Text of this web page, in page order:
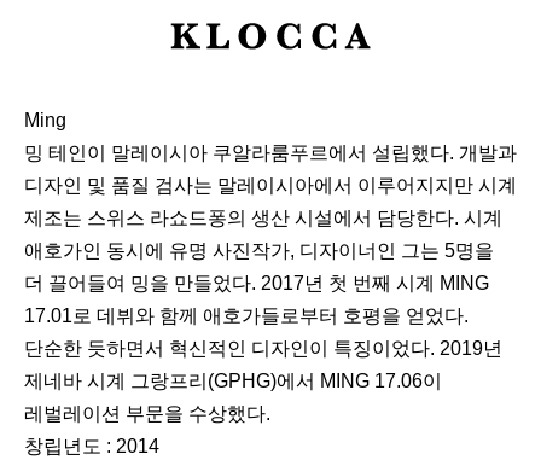
K
C
A
Ming
밍 테인이 말레이시아 쿠알라룸푸르에서 설립했다. 개발과
디자인 및 품질 검사는 말레이시아에서 이루어지지만 시계
제조는 스위스 라쇼드퐁의 생산 시설에서 담당한다. 시계
애호가인 동시에 유명 사진작가, 디자이너인 그는 5명을
더 끌어들여 밍을 만들었다. 2017년 첫 번째 시계 MING
17.01로 데뷔와 함께 애호가들로부터 호평을 얻었다.
단순한 듯하면서 혁신적인 디자인이 특징이었다. 2019년
제네바 시계 그랑프리(GPHG)에서 MING 17.06이
레벌레이션 부문을 수상했다.
창립년도 : 2014